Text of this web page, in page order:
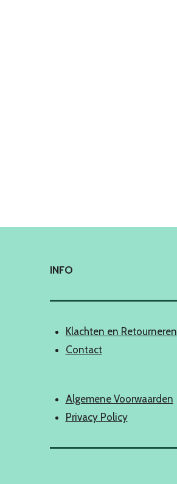
INFO
Klachten en Retourneren
Contact
Algemene Voorwaarden
Privacy Policy